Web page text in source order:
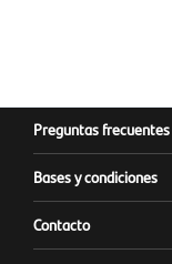
Preguntas frecuentes
Bases y condiciones
Contacto